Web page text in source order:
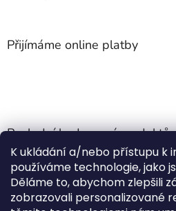
K ukládání a/nebo přístupu k
používáme technologie, jako
Děláme to, abychom zlepšili
zobrazovali personalizované
Přijímáme online platby
Poslední hodnocení produktů
Jehla do nádrže k
Hodnocení produktu je
| Martin Nevrlý
ano